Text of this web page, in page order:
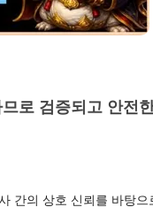
로 검증되고 안전
간의 상호 신뢰를 바탕